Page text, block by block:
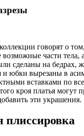
говорят о
возможные части тела,
сделаны на бедрах,
и юбки вырезаны в
вставками по
кроя платья могут
эти украшения.